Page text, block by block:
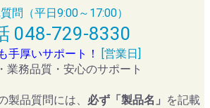
問（平日9:00～17:00）
048-729-8330
手厚いサポート！
[営業日]
業務品質・安心のサポート
品質問には、 必ず「製品名」 を記載